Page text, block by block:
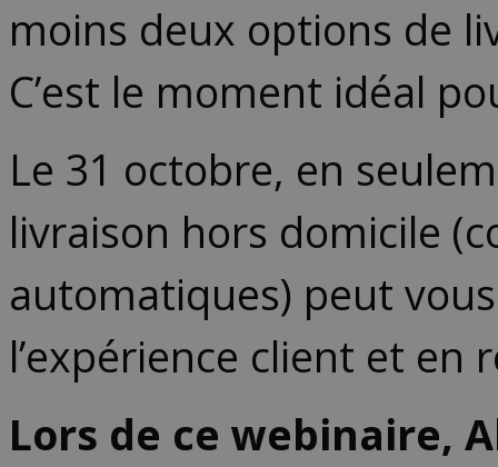
moins deux options de
C’est le moment idéal
Le 31 octobre, en
livraison hors domicile
automatiques) peut
l’expérience client et
Lors de ce webinaire,